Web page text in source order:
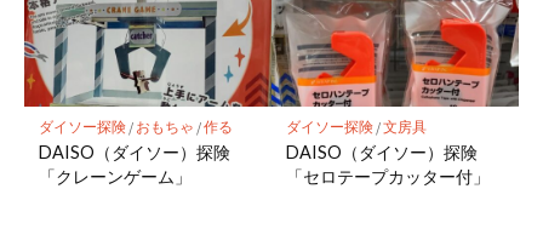
ダイソー探険/ おもちゃ /作る
DAISO（ダイソー）探険
「クレーンゲーム」
ダイソー探険/文房具
DAISO（ダイソー）探険
「セロテープカッター付」